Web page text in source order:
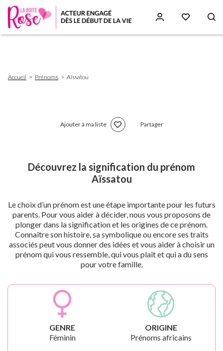
d'Ariane
Accueil Prénoms Aïssatou
Ajouter à ma liste Partager
Découvrez la signification du prénom
Aïssatou
Le choix d’un prénom est une étape importante pour les futurs
parents. Pour vous aider à décider, nous vous proposons de
plonger dans la signification et les origines de ce prénom.
Connaître son histoire, sa symbolique ou encore ses traits
associés peut vous donner des idées et vous aider à choisir un
prénom qui vous ressemble, qui vous plaît et qui a du sens
pour votre famille.
GENRE
Féminin
ORIGINE
Prénoms africains